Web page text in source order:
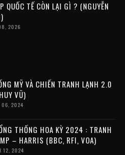
QUỐC TẾ CÒN LẠI GÌ ? (NGUYỄN
2026
MỸ VÀ CHIẾN TRANH LẠNH 2.0
VŨ)
06, 2024
THỐNG HOA KỲ 2024 : TRANH
– HARRIS (BBC, RFI, VOA)
12, 2024